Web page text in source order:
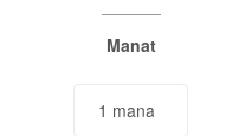
Manat